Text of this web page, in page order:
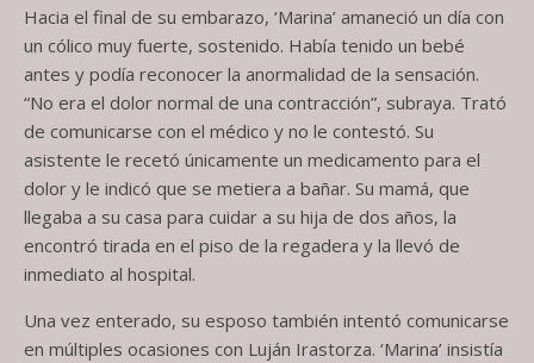
Hacia el final de su embarazo, ‘Marina’ amaneció un día con
un cólico muy fuerte, sostenido. Había tenido un bebé
antes y podía reconocer la anormalidad de la sensación.
“No era el dolor normal de una contracción”, subraya. Trató
de comunicarse con el médico y no le contestó. Su
asistente le recetó únicamente un medicamento para el
dolor y le indicó que se metiera a bañar. Su mamá, que
llegaba a su casa para cuidar a su hija de dos años, la
encontró tirada en el piso de la regadera y la llevó de
inmediato al hospital.
Una vez enterado, su esposo también intentó comunicarse
en múltiples ocasiones con Luján Irastorza. ‘Marina’ insistía